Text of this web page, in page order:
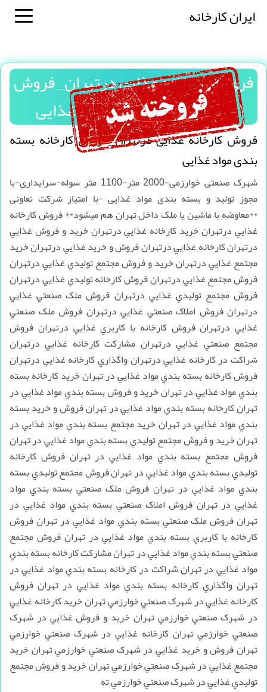
ایران کارخانه
فروش کارخانه غذایی درتهران_فروش
کارخانه بسته بندی مواد غذایی
فروش کارخانه غذایی درتهران_فروش کارخانه بسته
بندی مواد غذایی
شهرک صنعتی خوارزمی-2000 متر-1100 متر سوله-سرایداری-با
مجوز تولید و بسته بندی مواد غذایی -با امتیاز شرکت تعاونی
**معاوضه با ماشین یا ملک داخل تهران هم میشود** فروش کارخانه
غذايي درتهران خريد کارخانه غذايي درتهران خريد و فروش غذايي
درتهران کارخانه غذايي درتهران فروش و خريد غذايي درتهران خريد
مجتمع غذايي درتهران خريد و فروش مجتمع توليدي غذايي درتهران
فروش مجتمع غذايي درتهران فروش کارخانه توليدي غذايي درتهران
فروش مجتمع توليدي غذايي درتهران فروش ملک صنعتي غذايي
درتهران فروش املاک صنعتي غذايي درتهران فروش ملک صنعتي
غذايي درتهران فروش کارخانه با کاربري غذايي درتهران فروش
مجتمع صنعتي غذايي درتهران مشارکت کارخانه غذايي درتهران
شراکت در کارخانه غذايي درتهران واگذاري کارخانه غذايي درتهران
فروش کارخانه بسته بندي مواد غذايي در تهران خريد کارخانه بسته
بندي مواد غذايي در تهران خريد و فروش بسته بندي مواد غذايي در
تهران کارخانه بسته بندي مواد غذايي در تهران فروش و خريد بسته
بندي مواد غذايي در تهران خريد مجتمع بسته بندي مواد غذايي در
تهران خريد و فروش مجتمع توليدي بسته بندي مواد غذايي در تهران
فروش مجتمع بسته بندي مواد غذايي در تهران فروش کارخانه
توليدي بسته بندي مواد غذايي در تهران فروش مجتمع توليدي بسته
بندي مواد غذايي در تهران فروش ملک صنعتي بسته بندي مواد
غذايي در تهران فروش املاک صنعتي بسته بندي مواد غذايي در
تهران فروش ملک صنعتي بسته بندي مواد غذايي در تهران فروش
کارخانه با کاربري بسته بندي مواد غذايي در تهران فروش مجتمع
صنعتي بسته بندي مواد غذايي در تهران مشارکت کارخانه بسته بندي
مواد غذايي در تهران شراکت در کارخانه بسته بندي مواد غذايي در
تهران واگذاري کارخانه بسته بندي مواد غذايي در تهران فروش
کارخانه غذايي در شهرک صنعتي خوارزمي تهران خريد کارخانه غذايي
در شهرک صنعتي خوارزمي تهران خريد و فروش غذايي در شهرک
صنعتي خوارزمي تهران کارخانه غذايي در شهرک صنعتي خوارزمي
تهران فروش و خريد غذايي در شهرک صنعتي خوارزمي تهران خريد
مجتمع غذايي در شهرک صنعتي خوارزمي تهران خريد و فروش مجتمع
توليدي غذايي در شهرک صنعتي خوارزمي ته